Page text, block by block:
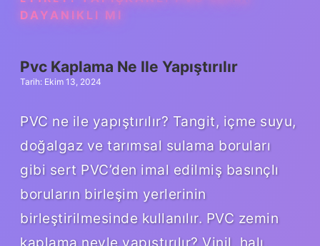
DAYANIKLI MI
Pvc Kaplama Ne Ile Yapıştırılır
Tarih: Ekim 13, 2024
PVC ne ile yapıştırılır? Tangit, içme suyu,
doğalgaz ve tarımsal sulama boruları
gibi sert PVC’den imal edilmiş basınçlı
boruların birleşim yerlerinin
birleştirilmesinde kullanılır. PVC zemin
kaplama neyle yapıştırılır? Vinil, halı,